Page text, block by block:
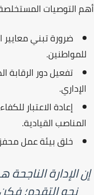
أهم التوصيات
ضرورة تبني
للمواطنين.
تفعيل دور الرقابة
الإداري.
إعادة الاعتبار
المناصب القيادية.
خلق بيئة عمل
إن الإدارة